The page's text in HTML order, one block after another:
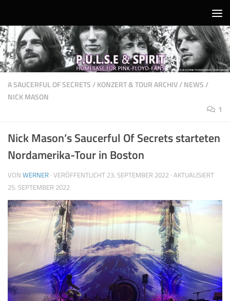
A SAUCERFUL OF SECRETS/KONZERT & TOUR ARCHIV/NEWS/
NICK MASON
1
Nick Mason’s Saucerful Of Secrets starteten
Nordamerika-Tour in Boston
VON WERNER · VERÖFFENTLICHT 23. SEPTEMBER 2022 · AKTUALISIERT
25. SEPTEMBER 2022